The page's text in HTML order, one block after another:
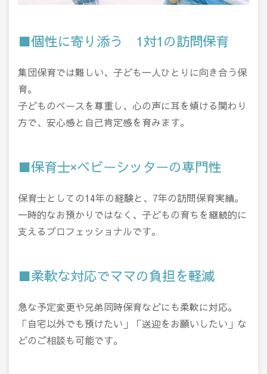
■個性に寄り添う 1対1の訪問保育
集団保育では難しい、子ども一人ひとりに向き合う保
育。
子どものペースを尊重し、心の声に耳を傾ける関わり
方で、安心感と自己肯定感を育みます。
■保育士×ベビーシッターの専門性
保育士としての14年の経験と、7年の訪問保育実績。
一時的なお預かりではなく、子どもの育ちを継続的に
支えるプロフェッショナルです。
■柔軟な対応でママの負担を軽減
急な予定変更や兄弟同時保育などにも柔軟に対応。
「自宅以外でも預けたい」「送迎をお願いしたい」な
どのご相談も可能です。